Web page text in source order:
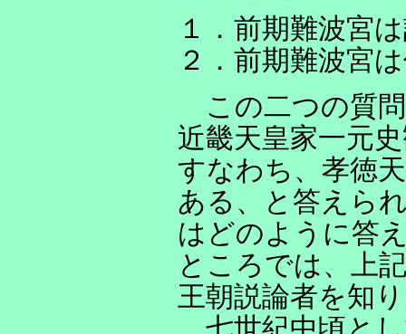
１．前期難波宮
２．前期難波宮
この二つの質
近畿天皇家一元
すなわち、孝徳
ある、と答えら
はどのように答
ところでは、上
王朝説論者を知